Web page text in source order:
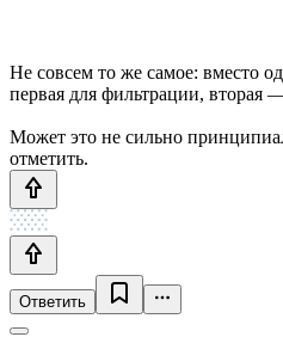
Не совсем то же самое: вместо
первая для фильтрации, вторая
Может это не сильно
отметить.
Ответить